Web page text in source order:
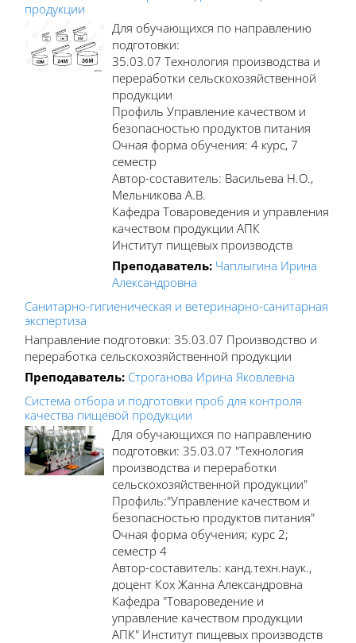
продукции
Для обучающихся по направлению
подготовки:
35.03.07 Технология производства и
переработки сельскохозяйственной
продукции
Профиль Управление качеством и
безопасностью продуктов питания
Очная форма обучения: 4 курс, 7
семестр
Автор-составитель: Васильева Н.О.,
Мельникова А.В.
Кафедра Товароведения и управления
качеством продукции АПК
Институт пищевых производств
Преподаватель: Чаплыгина Ирина
Александровна
Санитарно-гигиеническая и ветеринарно-санитарная
экспертиза
Направление подготовки: 35.03.07 Производство и
переработка сельскохозяйственной продукции
Преподаватель: Строганова Ирина Яковлевна
Система отбора и подготовки проб для контроля
качества пищевой продукции
Для обучающихся по направлению
подготовки: 35.03.07 "Технология
производства и переработки
сельскохозяйственной продукции"
Профиль:"Управление качеством и
безопасностью продуктов питания"
Очная форма обучения; курс 2;
семестр 4
Автор-составитель: канд.техн.наук.,
доцент Кох Жанна Александровна
Кафедра "Товароведение и
управление качеством продукции
АПК" Институт пищевых производств